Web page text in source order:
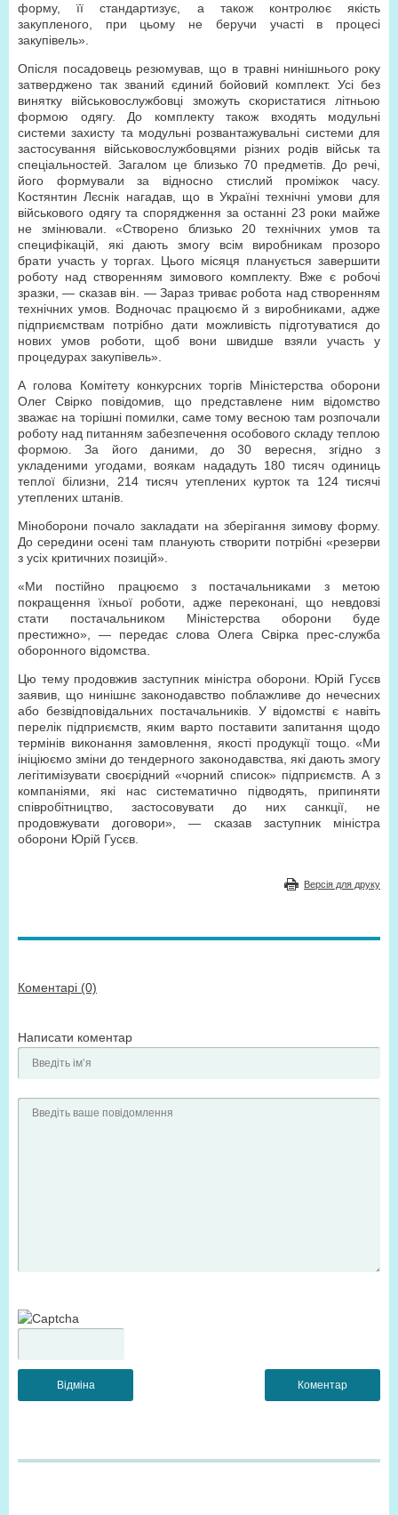
форму, її стандартизує, а також контролює якість
закупленого, при цьому не беручи участі в процесі
закупівель».
Опісля посадовець резюмував, що в травні нинішнього року
затверджено так званий єдиний бойовий комплект. Усі без
винятку військовослужбовці зможуть скористатися літньою
формою одягу. До комплекту також входять модульні
системи захисту та модульні розвантажувальні системи для
застосування військовослужбовцями різних родів військ та
спеціальностей. Загалом це близько 70 предметів. До речі,
його формували за відносно стислий проміжок часу.
Костянтин Лєснік нагадав, що в Україні технічні умови для
військового одягу та спорядження за останні 23 роки майже
не змінювали. «Створено близько 20 технічних умов та
специфікацій, які дають змогу всім виробникам прозоро
брати участь у торгах. Цього місяця планується завершити
роботу над створенням зимового комплекту. Вже є робочі
зразки, — сказав він. — Зараз триває робота над створенням
технічних умов. Водночас працюємо й з виробниками, адже
підприємствам потрібно дати можливість підготуватися до
нових умов роботи, щоб вони швидше взяли участь у
процедурах закупівель».
А голова Комітету конкурсних торгів Міністерства оборони
Олег Свірко повідомив, що представлене ним відомство
зважає на торішні помилки, саме тому весною там розпочали
роботу над питанням забезпечення особового складу теплою
формою. За його даними, до 30 вересня, згідно з
укладеними угодами, воякам нададуть 180 тисяч одиниць
теплої білизни, 214 тисяч утеплених курток та 124 тисячі
утеплених штанів.
Міноборони почало закладати на зберігання зимову форму.
До середини осені там планують створити потрібні «резерви
з усіх критичних позицій».
«Ми постійно працюємо з постачальниками з метою
покращення їхньої роботи, адже переконані, що невдовзі
стати постачальником Міністерства оборони буде
престижно», — передає слова Олега Свірка прес-служба
оборонного відомства.
Цю тему продовжив заступник міністра оборони. Юрій Гусєв
заявив, що нинішнє законодавство поблажливе до нечесних
або безвідповідальних постачальників. У відомстві є навіть
перелік підприємств, яким варто поставити запитання щодо
термінів виконання замовлення, якості продукції тощо. «Ми
ініціюємо зміни до тендерного законодавства, які дають змогу
легітимізувати своєрідний «чорний список» підприємств. А з
компаніями, які нас систематично підводять, припиняти
співробітництво, застосовувати до них санкції, не
продовжувати договори», — сказав заступник міністра
оборони Юрій Гусєв.
Версія для друку
Коментарі (0)
Написати коментар